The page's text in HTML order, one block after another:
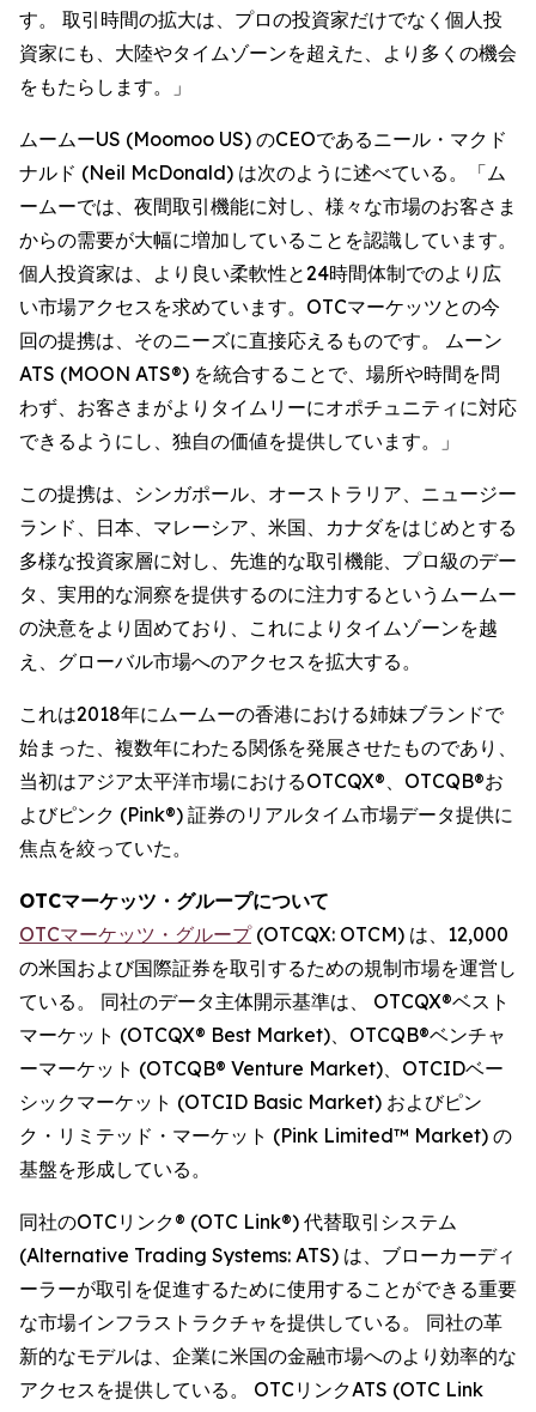
す。 取引時間の拡大は、プロの投資家だけでなく個人投
資家にも、大陸やタイムゾーンを超えた、より多くの機会
をもたらします。」
ムームーUS (Moomoo US) のCEOであるニール・マクド
ナルド (Neil McDonald) は次のように述べている。「ム
ームーでは、夜間取引機能に対し、様々な市場のお客さま
からの需要が大幅に増加していることを認識しています。
個人投資家は、より良い柔軟性と24時間体制でのより広
い市場アクセスを求めています。OTCマーケッツとの今
回の提携は、そのニーズに直接応えるものです。 ムーン
ATS (MOON ATS®) を統合することで、場所や時間を問
わず、お客さまがよりタイムリーにオポチュニティに対応
できるようにし、独自の価値を提供しています。」
この提携は、シンガポール、オーストラリア、ニュージー
ランド、日本、マレーシア、米国、カナダをはじめとする
多様な投資家層に対し、先進的な取引機能、プロ級のデー
タ、実用的な洞察を提供するのに注力するというムームー
の決意をより固めており、これによりタイムゾーンを越
え、グローバル市場へのアクセスを拡大する。
これは2018年にムームーの香港における姉妹ブランドで
始まった、複数年にわたる関係を発展させたものであり、
当初はアジア太平洋市場におけるOTCQX®、OTCQB®お
よびピンク (Pink®) 証券のリアルタイム市場データ提供に
焦点を絞っていた。
OTCマーケッツ・グループについて
OTCマーケッツ・グループ(OTCQX: OTCM) は、12,000
の米国および国際証券を取引するための規制市場を運営し
ている。 同社のデータ主体開示基準は、 OTCQX®ベスト
マーケット (OTCQX® Best Market)、OTCQB®ベンチャ
ーマーケット (OTCQB® Venture Market)、OTCIDベー
シックマーケット (OTCID Basic Market) およびピン
ク・リミテッド・マーケット (Pink Limited™ Market) の
基盤を形成している。
同社のOTCリンク® (OTC Link®) 代替取引システム
(Alternative Trading Systems: ATS) は、ブローカーディ
ーラーが取引を促進するために使用することができる重要
な市場インフラストラクチャを提供している。 同社の革
新的なモデルは、企業に米国の金融市場へのより効率的な
アクセスを提供している。 OTCリンクATS (OTC Link